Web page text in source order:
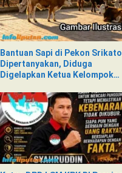
Bantuan Sapi di Pekon
Dipertanyakan, Diduga
Digelapkan Ketua Kelompok